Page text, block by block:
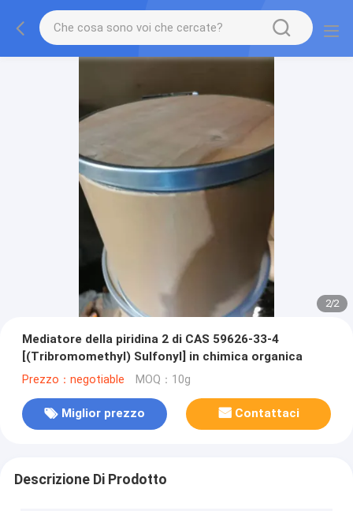
2/2
Mediatore della piridina 2 di CAS 59626-33-4
[(Tribromomethyl) Sulfonyl] in chimica organica
Prezzo：negotiable MOQ：10g
Miglior prezzo Contattaci
Descrizione Di Prodotto